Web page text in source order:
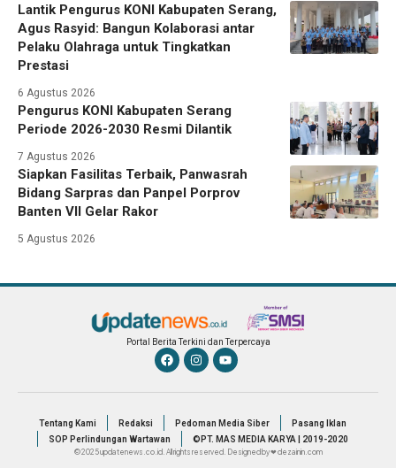
Lantik Pengurus KONI Kabupaten Serang,
Agus Rasyid: Bangun Kolaborasi antar
Pelaku Olahraga untuk Tingkatkan
Prestasi
6 Agustus 2026
Pengurus KONI Kabupaten Serang
Periode 2026-2030 Resmi Dilantik
7 Agustus 2026
Siapkan Fasilitas Terbaik, Panwasrah
Bidang Sarpras dan Panpel Porprov
Banten VII Gelar Rakor
5 Agustus 2026
Portal Berita Terkini dan Terpercaya
Tentang Kami Redaksi Pedoman Media Siber
Pasang Iklan
SOP Perlindungan Wartawan
©PT. MAS MEDIA KARYA | 2019-2020
© 2025 updatenews.co.id. All rights reserved. Designed by ❤ dezainin.com